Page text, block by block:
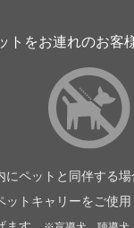
トをお連れのお客
にペットと同伴する
ットキャリーをご使